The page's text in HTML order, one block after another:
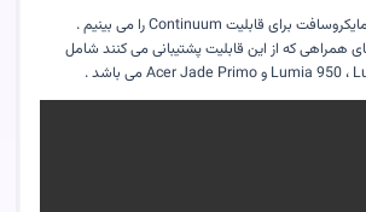
در ویدئوی زیر تبیلغی از مایکروسافت برای قابلیت Continuum را می بینیم .
همراهی که از این قابلیت پشتیبانی می کنند شامل